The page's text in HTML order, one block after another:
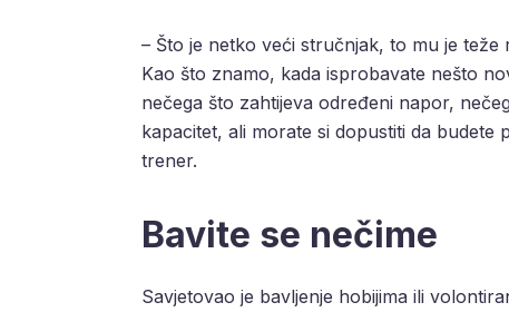
– Što je netko veći stručnjak, to mu je teže
Kao što znamo, kada isprobavate nešto
nečega što zahtijeva određeni napor,
kapacitet, ali morate si dopustiti da
trener.
Bavite se nečime
Savjetovao je bavljenje hobijima ili